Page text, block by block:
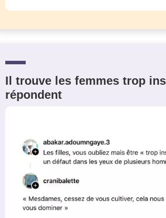
Il trouve les femmes trop
répondent